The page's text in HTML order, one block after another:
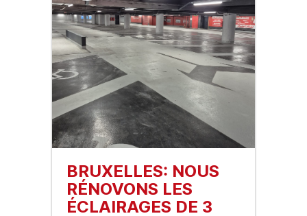
BRUXELLES: NOUS
RÉNOVONS LES
ÉCLAIRAGES DE 3